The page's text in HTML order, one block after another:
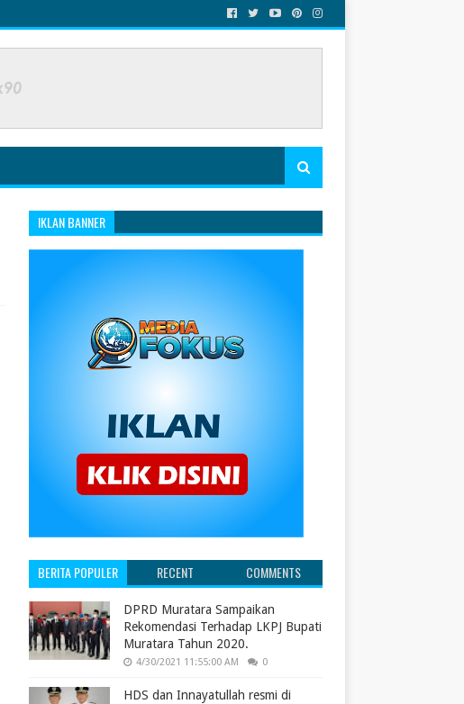
IKLAN BANNER
BERITA POPULER RECENT COMMENTS
DPRD Muratara Sampaikan
Rekomendasi Terhadap LKPJ Bupati
Muratara Tahun 2020.
4/30/2021 11:55:00 AM 0
HDS dan Innayatullah resmi di